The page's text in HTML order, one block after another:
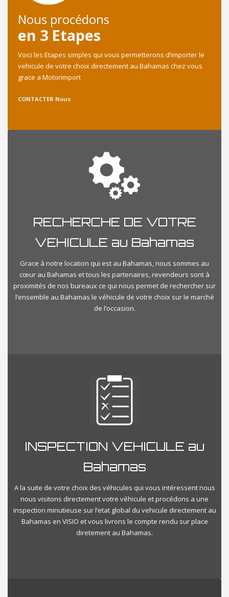
Nous procédons
en 3 Etapes
Voici les Etapes simples qui vous permetterons d’importer le
vehicule de votre choix directement au Bahamas chez vous
grace a Motorimport
CONTACTER Nous
RECHERCHE DE VOTRE
VEHICULE au Bahamas
Grace à notre location qui est au Bahamas, nous sommes au
cœur au Bahamas et tous les partenaires, revendeurs sont à
proximités de nos bureaux ce qui nous permet de rechercher sur
l’ensemble au Bahamas le véhicule de votre choix sur le marché
de l’occasion.
INSPECTION VEHICULE au
Bahamas
A la suite de votre choix des véhicules qui vous intéressent nous
nous visitons directement votre véhicule et procédons a une
inspection minutieuse sur l’etat global du vehicule directement au
Bahamas en VISIO et vous livrons le compte rendu sur place
diretement au Bahamas.